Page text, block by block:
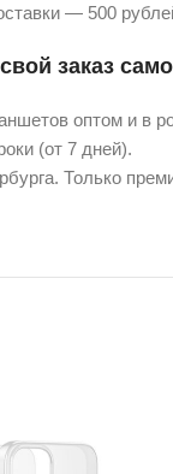
— 500
заказ
оптом и в
(от 7 дней).
Только